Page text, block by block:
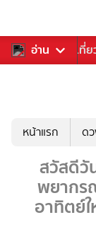
อ่าน
อาหาร ท่องเที่ย
หน้าแรก ด
สวัสดีวั
พยากร
อาทิตย์